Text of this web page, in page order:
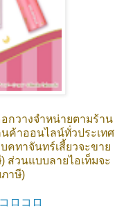
วางจำหน่ายตามร้าน
ค้าออนไลน์ทั่วประเทศ
คทาจันทร์เสี้ยวจะขาย
ส่วนแบบลายไอเท็มจะ
าษี)
ロコロ